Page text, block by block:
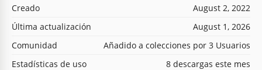
Creado
August 2, 2022
Última actualización
August 1, 2026
Comunidad
Añadido a colecciones por 3 Usuarios
Estadísticas de uso
8 descargas este mes